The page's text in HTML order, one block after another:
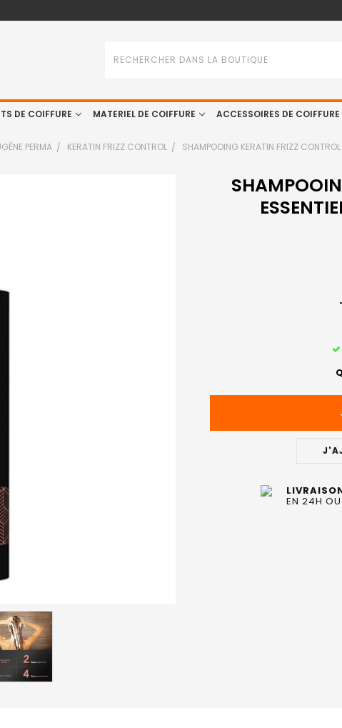
DE COIFFURE MATERIEL DE COIFFURE ACCESSOIRES DE COIFFURE
PERMA KERATIN FRIZZ CONTROL SHAMPOOING KERATIN FRIZZ
EN 24H